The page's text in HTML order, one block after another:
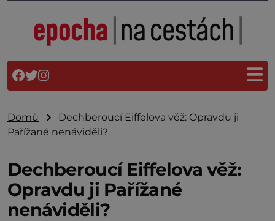
Domů
Dechberoucí Eiffelova věž: Opravdu ji
Pařížané nenáviděli?
Dechberoucí Eiffelova věž:
Opravdu ji Pařížané
nenáviděli?